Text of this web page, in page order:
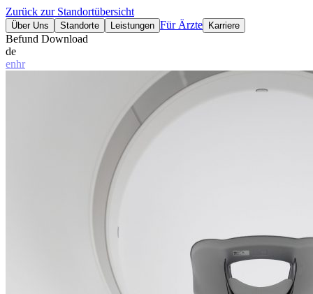
Zurück zur Standortübersicht
Über Uns Standorte Leistungen Für Ärzte Karriere
Befund Download
de
enhr